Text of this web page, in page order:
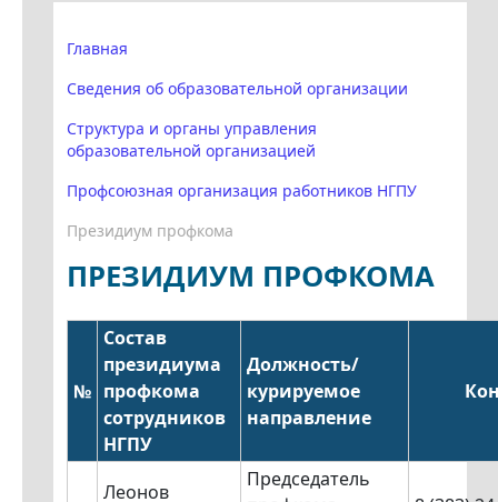
Главная
Сведения об образовательной организации
Структура и органы управления
образовательной организацией
Профсоюзная организация работников НГПУ
Президиум профкома
ПРЕЗИДИУМ ПРОФКОМА
№
Состав
президиума
профкома
сотрудников
НГПУ
Должность/
курируемое
направление
Леонов
Председатель